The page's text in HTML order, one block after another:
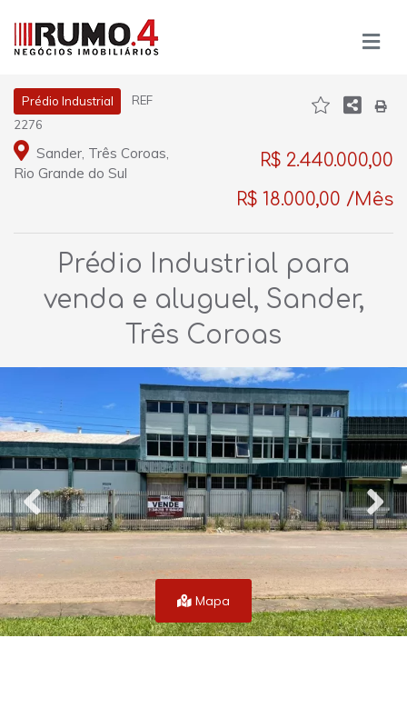
Prédio Industrial
REF
2276
Sander, Três Coroas,
Rio Grande do Sul
R$ 2.440.000,00
R$ 18.000,00 /Mês
Prédio Industrial para
venda e aluguel, Sander,
Três Coroas
Mapa